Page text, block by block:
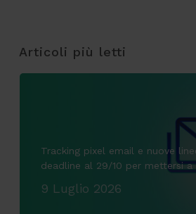
Articoli più letti
Tracking pixel email e nuove
deadline al 29/10 per mettersi a
9 Luglio 2026